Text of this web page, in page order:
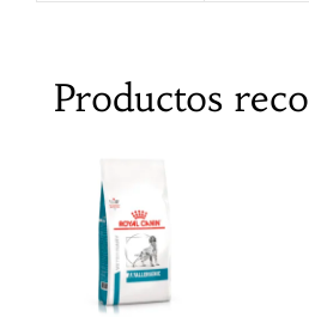
Productos